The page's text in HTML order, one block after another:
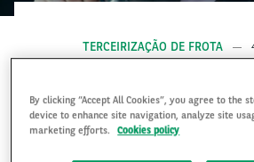
TERCEIRIZAÇÃO DE FROTA
By clicking “Accept All Cookies”, you agree to the
device to enhance site navigation, analyze site
marketing efforts.
Cookies policy